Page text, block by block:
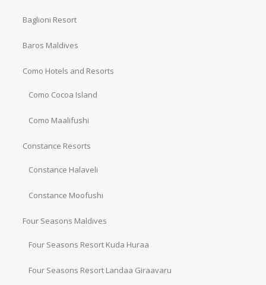
Baglioni Resort
Baros Maldives
Como Hotels and Resorts
Como Cocoa Island
Como Maalifushi
Constance Resorts
Constance Halaveli
Constance Moofushi
Four Seasons Maldives
Four Seasons Resort Kuda Huraa
Four Seasons Resort Landaa Giraavaru